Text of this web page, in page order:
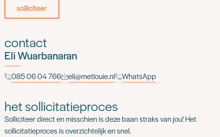
solliciteer
contact
Eli Wuarbanaran
085 06 04 766 eli@metlouie.nl WhatsApp
het sollicitatieproces
Solliciteer direct en misschien is deze baan straks van jou! Het
sollicitatieproces is overzichtelijk en snel.